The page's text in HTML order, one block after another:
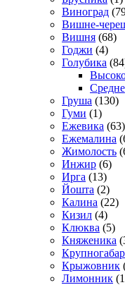
Виноград
Вишне-
Вишня (68)
Годжи (4)
Голубика
Груша (130)
Гуми (1)
Ежевика (63)
Ежемалина
Жимолость
Инжир (6)
Ирга (13)
Йошта (2)
Калина (22)
Кизил (4)
Клюква (5)
Княженика
Крыжовник
Лимонник